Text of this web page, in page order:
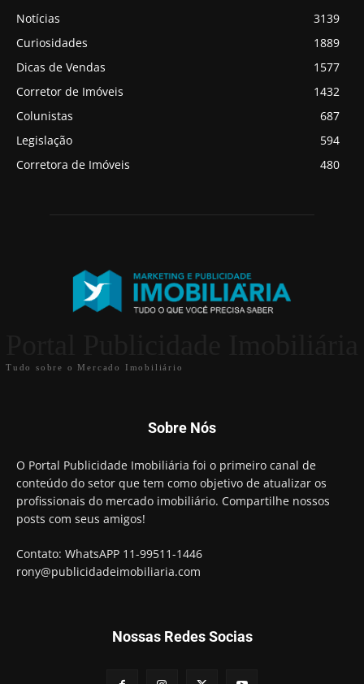
Notícias
3139
Curiosidades
1889
Dicas de Vendas
1577
Corretor de Imóveis
1432
Colunistas
687
Legislação
594
Corretora de Imóveis
480
Tudo sobre o Mercado Imobiliário
Sobre Nós
O Portal Publicidade Imobiliária foi o primeiro canal de
conteúdo do setor que tem como objetivo de atualizar os
profissionais do mercado imobiliário. Compartilhe nossos
posts com seus amigos!
Contato: WhatsAPP 11-99511-1446
rony@publicidadeimobiliaria.com
Nossas Redes Socias